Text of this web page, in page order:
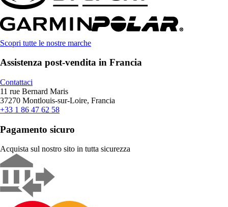
Scopri tutte le nostre marche
Assistenza post-vendita in Francia
Contattaci
11 rue Bernard Maris
37270 Montlouis-sur-Loire, Francia
+33 1 86 47 62 58
Pagamento sicuro
Acquista sul nostro sito in tutta sicurezza